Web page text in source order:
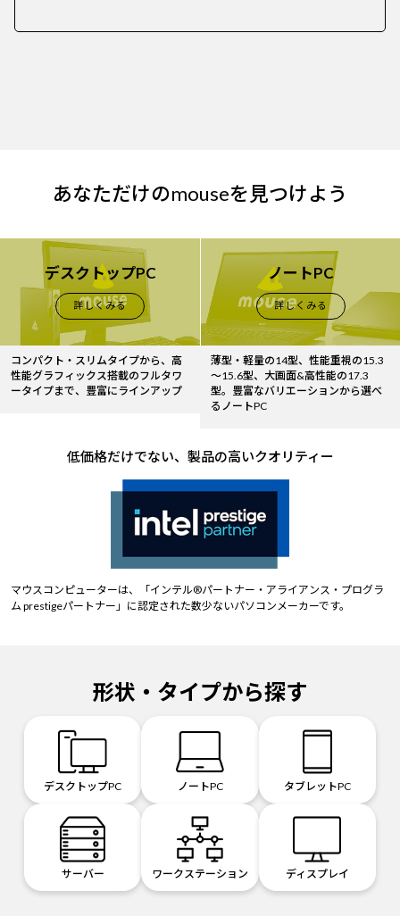
あなただけのmouseを見つけよう
デスクトップPC
詳しくみる
コンパクト・スリムタイプから、高
性能グラフィックス搭載のフルタワ
ータイプまで、豊富にラインアップ
ノートPC
詳しくみる
薄型・軽量の14型、性能重視の15.3
～15.6型、大画面&高性能の17.3
型。豊富なバリエーションから選べ
るノートPC
低価格だけでない、製品の高いクオリティー
マウスコンピューターは、「インテル®パートナー・アライアンス・プログラ
ム prestigeパートナー」に認定された数少ないパソコンメーカーです。
形状・タイプから探す
デスクトップPC ノートPC タブレットPC
サーバー ワークステーション ディスプレイ